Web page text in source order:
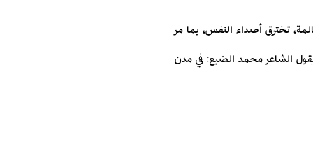
تخترق أصداء النفس، بما مر
الشاعر محمد الضبع: في مدن